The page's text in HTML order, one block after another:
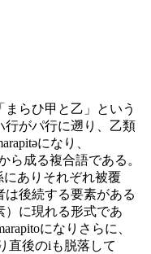
まらひ甲と乙」という
行がパ行に遡り、乙類
になり、
ら成る複合語である。
にありそれぞれ被覆
後続する要素がある
）に現れる形式であ
になりさらに、
直後のiも脱落して